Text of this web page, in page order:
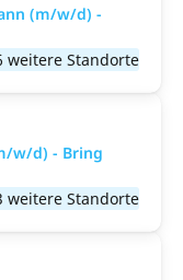
(m/w/d) -
weitere Standorte
w/d) - Bring
weitere Standorte